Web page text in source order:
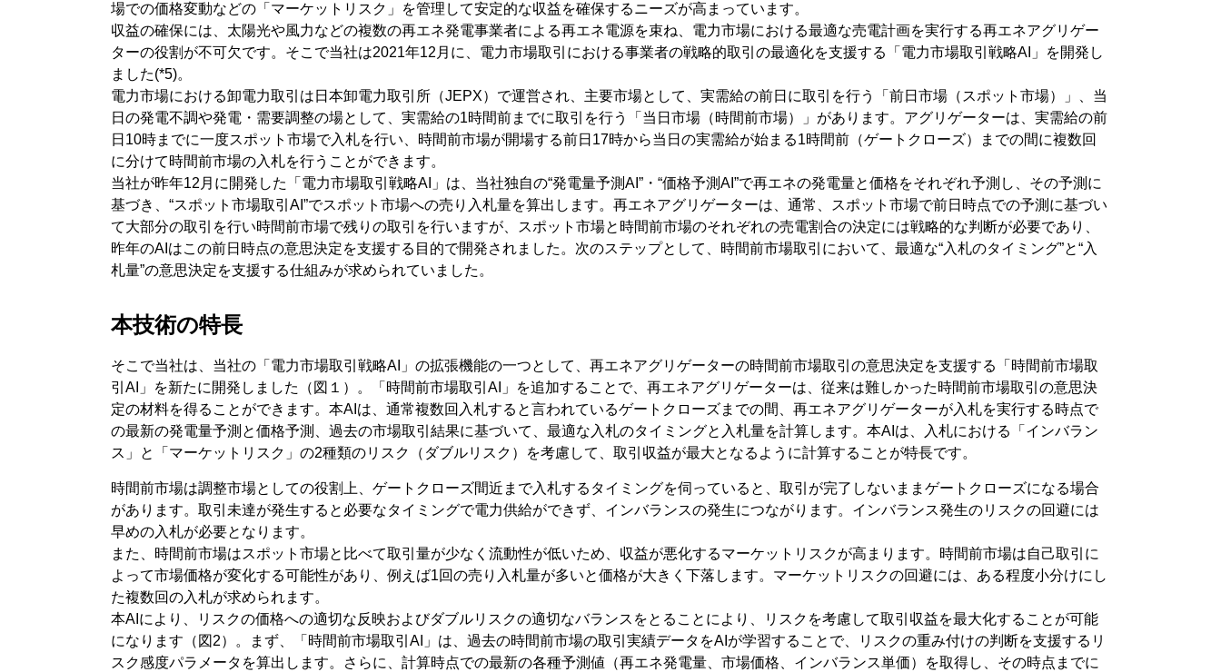
場での価格変動などの「マーケットリスク」を管理して安定的な収益を確保するニーズが高まっています。
収益の確保には、太陽光や風力などの複数の再エネ発電事業者による再エネ電源を束ね、電力市場における最適な売電計画を実行する再エネアグリゲー
ターの役割が不可欠です。そこで当社は2021年12月に、電力市場取引における事業者の戦略的取引の最適化を支援する「電力市場取引戦略AI」を開発し
ました(*5)。
電力市場における卸電力取引は日本卸電力取引所（JEPX）で運営され、主要市場として、実需給の前日に取引を行う「前日市場（スポット市場）」、当
日の発電不調や発電・需要調整の場として、実需給の1時間前までに取引を行う「当日市場（時間前市場）」があります。アグリゲーターは、実需給の前
日10時までに一度スポット市場で入札を行い、時間前市場が開場する前日17時から当日の実需給が始まる1時間前（ゲートクローズ）までの間に複数回
に分けて時間前市場の入札を行うことができます。
当社が昨年12月に開発した「電力市場取引戦略AI」は、当社独自の“発電量予測AI”・“価格予測AI”で再エネの発電量と価格をそれぞれ予測し、その予測に
基づき、“スポット市場取引AI”でスポット市場への売り入札量を算出します。再エネアグリゲーターは、通常、スポット市場で前日時点での予測に基づい
て大部分の取引を行い時間前市場で残りの取引を行いますが、スポット市場と時間前市場のそれぞれの売電割合の決定には戦略的な判断が必要であり、
昨年のAIはこの前日時点の意思決定を支援する目的で開発されました。次のステップとして、時間前市場取引において、最適な“入札のタイミング”と“入
札量”の意思決定を支援する仕組みが求められていました。
本技術の特長
そこで当社は、当社の「電力市場取引戦略AI」の拡張機能の一つとして、再エネアグリゲーターの時間前市場取引の意思決定を支援する「時間前市場取
引AI」を新たに開発しました（図１）。「時間前市場取引AI」を追加することで、再エネアグリゲーターは、従来は難しかった時間前市場取引の意思決
定の材料を得ることができます。本AIは、通常複数回入札すると言われているゲートクローズまでの間、再エネアグリゲーターが入札を実行する時点で
の最新の発電量予測と価格予測、過去の市場取引結果に基づいて、最適な入札のタイミングと入札量を計算します。本AIは、入札における「インバラン
ス」と「マーケットリスク」の2種類のリスク（ダブルリスク）を考慮して、取引収益が最大となるように計算することが特長です。
時間前市場は調整市場としての役割上、ゲートクローズ間近まで入札するタイミングを伺っていると、取引が完了しないままゲートクローズになる場合
があります。取引未達が発生すると必要なタイミングで電力供給ができず、インバランスの発生につながります。インバランス発生のリスクの回避には
早めの入札が必要となります。
また、時間前市場はスポット市場と比べて取引量が少なく流動性が低いため、収益が悪化するマーケットリスクが高まります。時間前市場は自己取引に
よって市場価格が変化する可能性があり、例えば1回の売り入札量が多いと価格が大きく下落します。マーケットリスクの回避には、ある程度小分けにし
た複数回の入札が求められます。
本AIにより、リスクの価格への適切な反映およびダブルリスクの適切なバランスをとることにより、リスクを考慮して取引収益を最大化することが可能
になります（図2）。まず、「時間前市場取引AI」は、過去の時間前市場の取引実績データをAIが学習することで、リスクの重み付けの判断を支援するリ
スク感度パラメータを算出します。さらに、計算時点での最新の各種予測値（再エネ発電量、市場価格、インバランス単価）を取得し、その時点までに